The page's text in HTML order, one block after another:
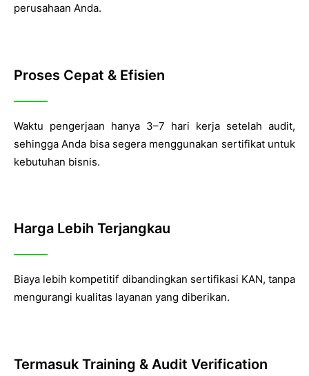
perusahaan Anda.
Proses Cepat & Efisien
Waktu pengerjaan hanya 3–7 hari kerja setelah audit,
sehingga Anda bisa segera menggunakan sertifikat untuk
kebutuhan bisnis.
Harga Lebih Terjangkau
Biaya lebih kompetitif dibandingkan sertifikasi KAN, tanpa
mengurangi kualitas layanan yang diberikan.
Termasuk Training & Audit Verification